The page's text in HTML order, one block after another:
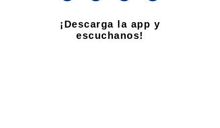
¡Descarga la app y
escuchanos!